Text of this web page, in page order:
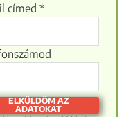
címed *
ELKÜLDÖM AZ
ADATOKAT